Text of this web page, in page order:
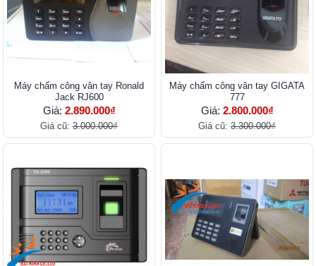
Máy chấm công vân tay Ronald
Jack RJ600
Giá: 2.890.000₫
Giá cũ: 3.000.000₫
Máy chấm công vân tay GIGATA
777
Giá: 2.800.000₫
Giá cũ: 3.300.000₫